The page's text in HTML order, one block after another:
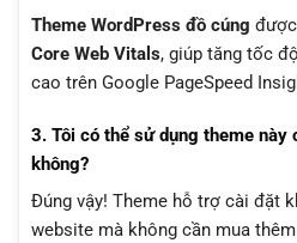
Theme WordPress đồ cúng
Core Web Vitals, giúp tăng tốc
cao trên Google PageSpeed
3. Tôi có thể sử dụng theme này
không?
Đúng vậy! Theme hỗ trợ cài đặt
website mà không cần mua